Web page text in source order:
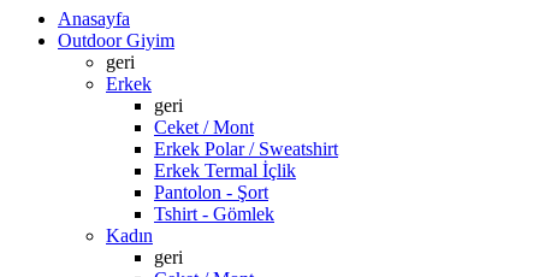
Anasayfa
Outdoor Giyim
geri
Erkek
geri
Ceket / Mont
Erkek Polar / Sweatshirt
Erkek Termal İçlik
Pantolon - Şort
Tshirt - Gömlek
Kadın
geri